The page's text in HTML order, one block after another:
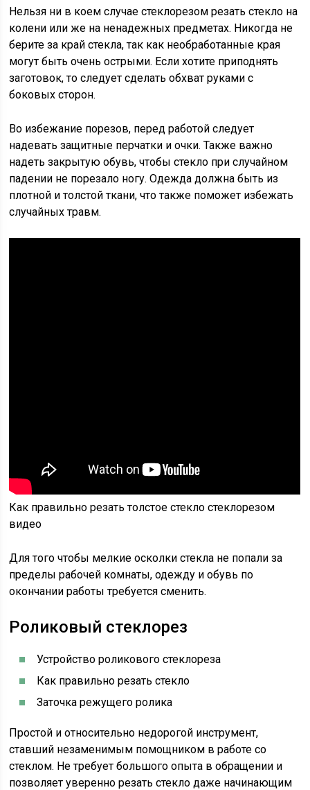
Нельзя ни в коем случае стеклорезом резать стекло на
колени или же на ненадежных предметах. Никогда не
берите за край стекла, так как необработанные края
могут быть очень острыми. Если хотите приподнять
заготовок, то следует сделать обхват руками с
боковых сторон.
Во избежание порезов, перед работой следует
надевать защитные перчатки и очки. Также важно
надеть закрытую обувь, чтобы стекло при случайном
падении не порезало ногу. Одежда должна быть из
плотной и толстой ткани, что также поможет избежать
случайных травм.
Как правильно резать толстое стекло стеклорезом
видео
Для того чтобы мелкие осколки стекла не попали за
пределы рабочей комнаты, одежду и обувь по
окончании работы требуется сменить.
Роликовый стеклорез
Устройство роликового стеклореза
Как правильно резать стекло
Заточка режущего ролика
Простой и относительно недорогой инструмент,
ставший незаменимым помощником в работе со
стеклом. Не требует большого опыта в обращении и
позволяет уверенно резать стекло даже начинающим